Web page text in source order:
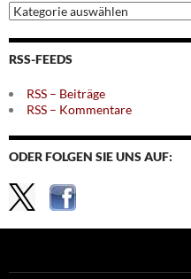
Archiv
nach
Themen
RSS-FEEDS
RSS – Beiträge
RSS – Kommentare
ODER FOLGEN SIE UNS AUF: